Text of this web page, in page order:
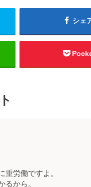
シェ
重労働ですよ。
るから。